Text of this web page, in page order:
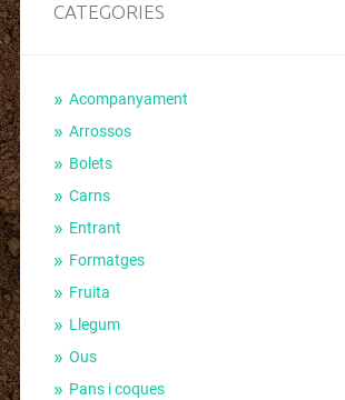
CATEGORIES
Acompanyament
Arrossos
Bolets
Carns
Entrant
Formatges
Fruita
Llegum
Ous
Pans i coques